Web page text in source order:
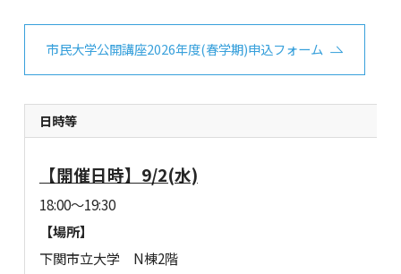
市民大学公開講座2026年度(春学期)申込フォーム
日時等
【開催日時】9/2(水)
18:00～19:30
【場所】
下関市立大学 N棟2階